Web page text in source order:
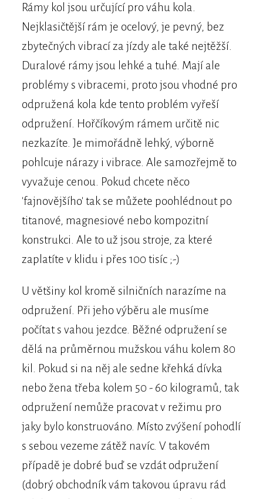
Rámy kol jsou určující pro váhu kola.
Nejklasičtější rám je ocelový, je pevný, bez
zbytečných vibrací za jízdy ale také nejtěžší.
Duralové rámy jsou lehké a tuhé. Mají ale
problémy s vibracemi, proto jsou vhodné pro
odpružená kola kde tento problém vyřeší
odpružení. Hořčíkovým rámem určitě nic
nezkazíte. Je mimořádně lehký, výborně
pohlcuje nárazy i vibrace. Ale samozřejmě to
vyvažuje cenou. Pokud chcete něco
'fajnovějšího' tak se můžete poohlédnout po
titanové, magnesiové nebo kompozitní
konstrukci. Ale to už jsou stroje, za které
zaplatíte v klidu i přes 100 tisíc ;-)
U většiny kol kromě silničních narazíme na
odpružení. Při jeho výběru ale musíme
počítat s vahou jezdce. Běžné odpružení se
dělá na průměrnou mužskou váhu kolem 80
kil. Pokud si na něj ale sedne křehká dívka
nebo žena třeba kolem 50 - 60 kilogramů, tak
odpružení nemůže pracovat v režimu pro
jaky bylo konstruováno. Místo zvýšení pohodlí
s sebou vezeme zátěž navíc. V takovém
případě je dobré buď se vzdát odpružení
(dobrý obchodník vám takovou úpravu rád